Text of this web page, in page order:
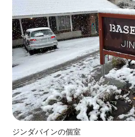
ジンダバインの個室